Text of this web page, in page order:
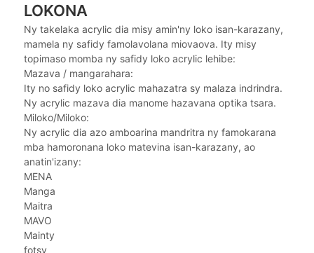
LOKONA
Ny takelaka acrylic dia misy amin'ny loko isan-karazany,
mamela ny safidy famolavolana miovaova. Ity misy
topimaso momba ny safidy loko acrylic lehibe:
Mazava / mangarahara:
Ity no safidy loko acrylic mahazatra sy malaza indrindra.
Ny acrylic mazava dia manome hazavana optika tsara.
Miloko/Miloko:
Ny acrylic dia azo amboarina mandritra ny famokarana
mba hamoronana loko matevina isan-karazany, ao
anatin'izany:
MENA
Manga
Maitra
MAVO
Mainty
fotsy